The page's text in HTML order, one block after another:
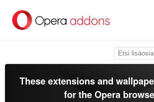
pääsisältöön
These extensions and
for theOpera